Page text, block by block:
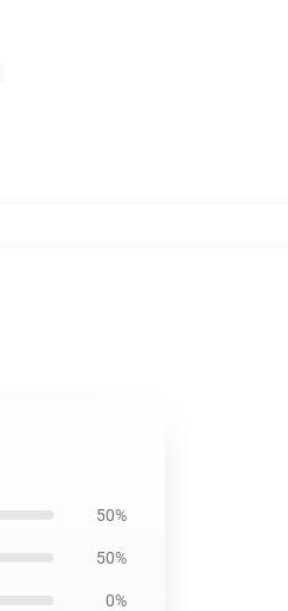
50%
50%
0%